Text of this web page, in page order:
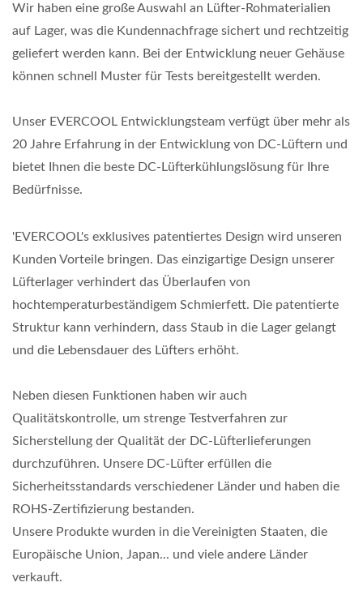
Wir haben eine große Auswahl an Lüfter-Rohmaterialien
auf Lager, was die Kundennachfrage sichert und rechtzeitig
geliefert werden kann. Bei der Entwicklung neuer Gehäuse
können schnell Muster für Tests bereitgestellt werden.
Unser EVERCOOL Entwicklungsteam verfügt über mehr als
20 Jahre Erfahrung in der Entwicklung von DC-Lüftern und
bietet Ihnen die beste DC-Lüfterkühlungslösung für Ihre
Bedürfnisse.
'EVERCOOL's exklusives patentiertes Design wird unseren
Kunden Vorteile bringen. Das einzigartige Design unserer
Lüfterlager verhindert das Überlaufen von
hochtemperaturbeständigem Schmierfett. Die patentierte
Struktur kann verhindern, dass Staub in die Lager gelangt
und die Lebensdauer des Lüfters erhöht.
Neben diesen Funktionen haben wir auch
Qualitätskontrolle, um strenge Testverfahren zur
Sicherstellung der Qualität der DC-Lüfterlieferungen
durchzuführen. Unsere DC-Lüfter erfüllen die
Sicherheitsstandards verschiedener Länder und haben die
ROHS-Zertifizierung bestanden.
Unsere Produkte wurden in die Vereinigten Staaten, die
Europäische Union, Japan... und viele andere Länder
verkauft.